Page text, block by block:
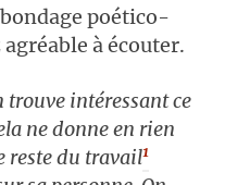
poético-
à écouter.
trouve intéressant ce
ne donne en rien
reste du travail1